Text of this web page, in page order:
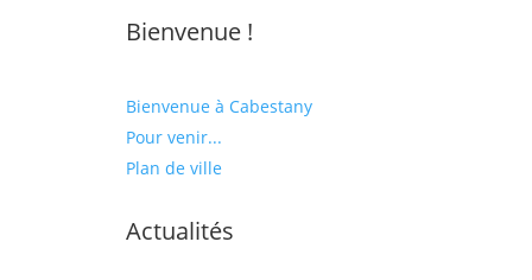
Bienvenue !
Bienvenue à Cabestany
Pour venir...
Plan de ville
Actualités